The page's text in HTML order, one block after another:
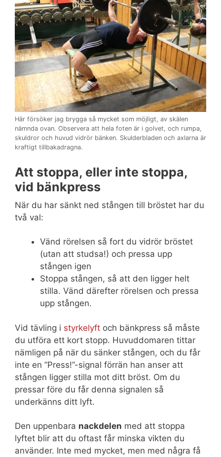
Här försöker jag brygga så mycket som möjligt, av skälen
nämnda ovan. Observera att hela foten är i golvet, och rumpa,
skuldror och huvud vidrör bänken. Skulderbladen och axlarna är
kraftigt tillbakadragna.
Att stoppa, eller inte stoppa,
vid bänkpress
När du har sänkt ned stången till bröstet har du
två val:
Vänd rörelsen så fort du vidrör bröstet
(utan att studsa!) och pressa upp
stången igen
Stoppa stången, så att den ligger helt
stilla. Vänd därefter rörelsen och pressa
upp stången.
Vid tävling i styrkelyft och bänkpress så måste
du utföra ett kort stopp. Huvuddomaren tittar
nämligen på när du sänker stången, och du får
inte en ”Press!”-signal förrän han anser att
stången ligger stilla mot ditt bröst. Om du
pressar före du får denna signalen så
underkänns ditt lyft.
Den uppenbara nackdelen med att stoppa
lyftet blir att du oftast får minska vikten du
använder. Inte med mycket, men med några få